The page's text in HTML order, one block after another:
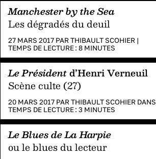
Manchester by the Sea
Les dégradés du deuil
27 MARS 2017 PARTHIBAULT SCOHIER |
TEMPS DE LECTURE : 8 MINUTES
Le Présidentd’Henri Verneuil
Scène culte (27)
20 MARS 2017 PARTHIBAULT SCOHIER DANS
TEMPS DE LECTURE : 3 MINUTES
Le Blues de La Harpie
ou le blues du lecteur